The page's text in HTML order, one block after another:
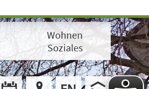
Wohnen
Soziales